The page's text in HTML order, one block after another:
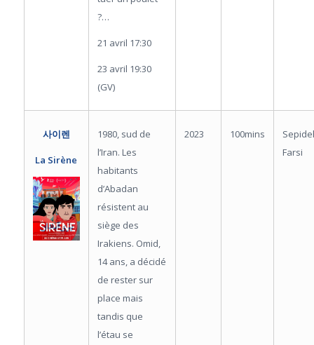
?…
21 avril 17:30
23 avril 19:30
(GV)
사이렌
La Sirène
1980, sud de
l’Iran. Les
habitants
d’Abadan
résistent au
siège des
Irakiens. Omid,
14 ans, a décidé
de rester sur
place mais
tandis que
l’étau se
2023 100mins
Farsi